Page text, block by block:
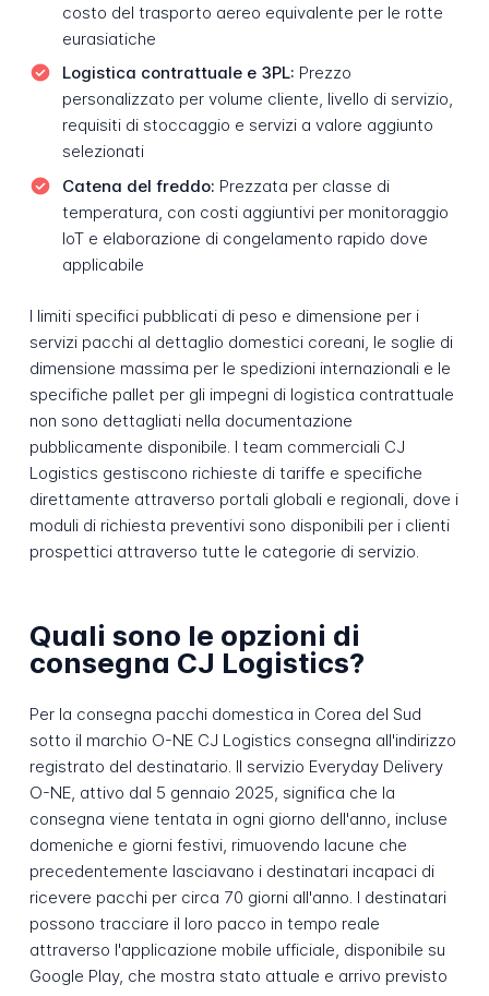
costo del trasporto aereo equivalente per le rotte
eurasiatiche
Logistica contrattuale e 3PL: Prezzo
personalizzato per volume cliente, livello di servizio,
requisiti di stoccaggio e servizi a valore aggiunto
selezionati
Catena del freddo: Prezzata per classe di
temperatura, con costi aggiuntivi per monitoraggio
IoT e elaborazione di congelamento rapido dove
applicabile
I limiti specifici pubblicati di peso e dimensione per i
servizi pacchi al dettaglio domestici coreani, le soglie di
dimensione massima per le spedizioni internazionali e le
specifiche pallet per gli impegni di logistica contrattuale
non sono dettagliati nella documentazione
pubblicamente disponibile. I team commerciali CJ
Logistics gestiscono richieste di tariffe e specifiche
direttamente attraverso portali globali e regionali, dove i
moduli di richiesta preventivi sono disponibili per i clienti
prospettici attraverso tutte le categorie di servizio.
Quali sono le opzioni di
consegna CJ Logistics?
Per la consegna pacchi domestica in Corea del Sud
sotto il marchio O-NE CJ Logistics consegna all'indirizzo
registrato del destinatario. Il servizio Everyday Delivery
O-NE, attivo dal 5 gennaio 2025, significa che la
consegna viene tentata in ogni giorno dell'anno, incluse
domeniche e giorni festivi, rimuovendo lacune che
precedentemente lasciavano i destinatari incapaci di
ricevere pacchi per circa 70 giorni all'anno. I destinatari
possono tracciare il loro pacco in tempo reale
attraverso l'applicazione mobile ufficiale, disponibile su
Google Play, che mostra stato attuale e arrivo previsto